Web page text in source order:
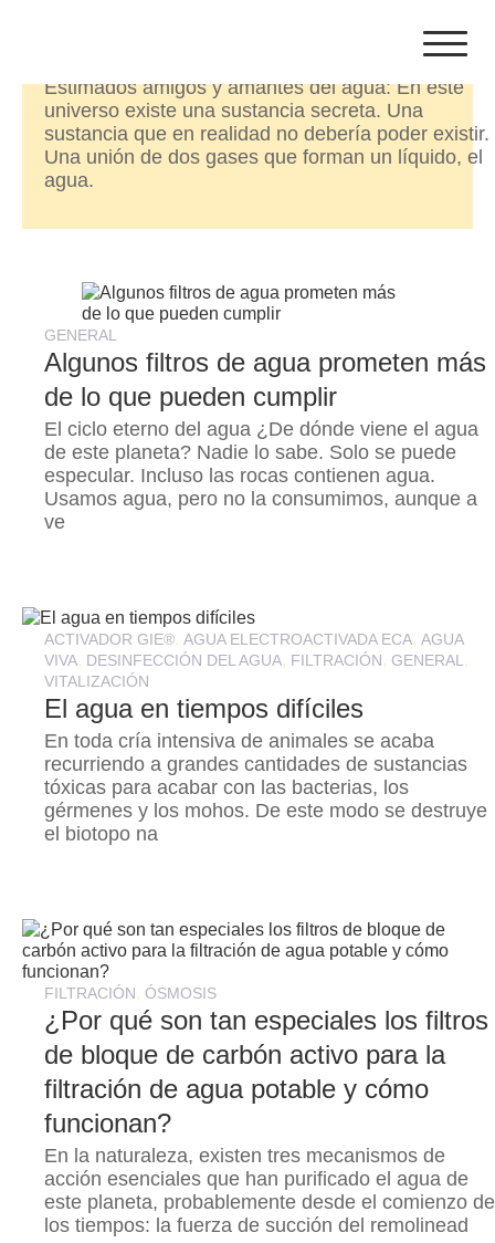
Estimados amigos y amantes del agua: En este
universo existe una sustancia secreta. Una
sustancia que en realidad no debería poder existir.
Una unión de dos gases que forman un líquido, el
agua.
GENERAL
Algunos filtros de agua prometen más
de lo que pueden cumplir
El ciclo eterno del agua ¿De dónde viene el agua
de este planeta? Nadie lo sabe. Solo se puede
especular. Incluso las rocas contienen agua.
Usamos agua, pero no la consumimos, aunque a
ve
ACTIVADOR GIE®,AGUA ELECTROACTIVADA ECA,AGUA
VIVA, DESINFECCIÓN DEL AGUA, FILTRACIÓN, GENERAL ,
VITALIZACIÓN
El agua en tiempos difíciles
En toda cría intensiva de animales se acaba
recurriendo a grandes cantidades de sustancias
tóxicas para acabar con las bacterias, los
gérmenes y los mohos. De este modo se destruye
el biotopo na
FILTRACIÓN,ÓSMOSIS
¿Por qué son tan especiales los filtros
de bloque de carbón activo para la
filtración de agua potable y cómo
funcionan?
En la naturaleza, existen tres mecanismos de
acción esenciales que han purificado el agua de
este planeta, probablemente desde el comienzo de
los tiempos: la fuerza de succión del remolinead